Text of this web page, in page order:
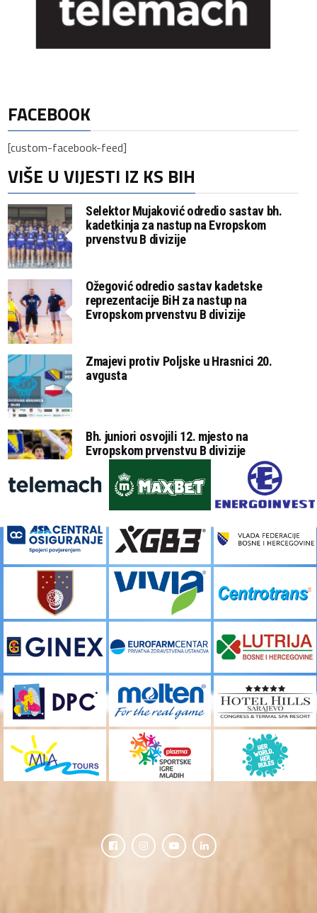
FACEBOOK
[custom-facebook-feed]
VIŠE U VIJESTI IZ KS BIH
Selektor Mujaković odredio sastav bh.
kadetkinja za nastup na Evropskom
prvenstvu B divizije
Ožegović odredio sastav kadetske
reprezentacije BiH za nastup na
Evropskom prvenstvu B divizije
Zmajevi protiv Poljske u Hrasnici 20.
avgusta
Bh. juniori osvojili 12. mjesto na
Evropskom prvenstvu B divizije